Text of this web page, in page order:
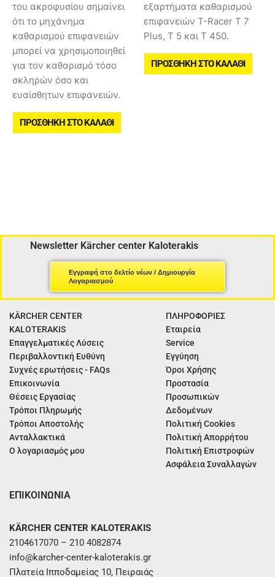
του ακροφυσίου σημαίνει
ότι το μηχάνημα
καθαρισμού επιφανειών
μπορεί να χρησιμοποιηθεί
για τον καθαρισμό τόσο
σκληρών όσο και
ευαίσθητων επιφανειών.
ΠΡΟΣΘΉΚΗ ΣΤΟ ΚΑΛΆΘΙ
εξαρτήματα καθαρισμού
επιφανειών T-Racer T 7
Plus, T 5 και T 450.
ΠΡΟΣΘΉΚΗ ΣΤΟ ΚΑΛΆΘΙ
Newsletter Kärcher center Kaloterakis
Εγγραφή στο δελτίο νέων / Δημιουργία
Λογαριασμού
KÄRCHER CENTER
KALOTERAKIS
Επαγγελματικές Λύσεις
Περιβαλλοντική Ευθύνη
Συχνές ερωτήσεις - FAQs
Επικοινωνία
Θέσεις Εργασίας
Τρόποι Πληρωμής
Τρόποι Αποστολής
Ανταλλακτικά
Ο λογαριασμός μου
ΠΛΗΡΟΦΟΡΙΕΣ
Εταιρεία
Service
Εγγύηση
Όροι Χρήσης
Προστασία
Προσωπικών
Δεδομένων
Πολιτική Cookies
Πολιτική Απορρήτου
Πολιτική Επιστροφών
Ασφάλεια Συναλλαγών
ΕΠΙΚΟΙΝΩΝΙΑ
KÄRCHER CENTER KALOTERAKIS
2104617070 – 210 4082874
info@karcher-center-kaloterakis.gr
Πλατεία Ιπποδαμείας 10, Πειραιάς